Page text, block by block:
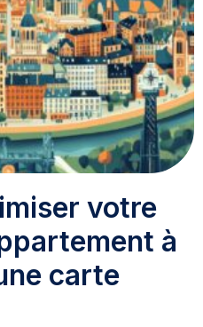
votre
à
carte